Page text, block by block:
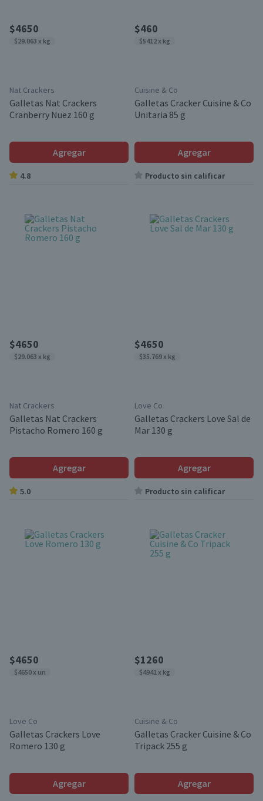
$4650
$29.063 x kg
Nat Crackers
Galletas Nat Crackers
Cranberry Nuez 160 g
Agregar
4.8
$460
$5412 x kg
Cuisine & Co
Galletas Cracker Cuisine & Co
Unitaria 85 g
Agregar
Producto sin calificar
$4650
$29.063 x kg
Nat Crackers
Galletas Nat Crackers
Pistacho Romero 160 g
Agregar
5.0
$4650
$35.769 x kg
Love Co
Galletas Crackers Love Sal de
Mar 130 g
Agregar
Producto sin calificar
$4650
$4650 x un
Love Co
Galletas Crackers Love
Romero 130 g
Agregar
$1260
$4941 x kg
Cuisine & Co
Galletas Cracker Cuisine & Co
Tripack 255 g
Agregar